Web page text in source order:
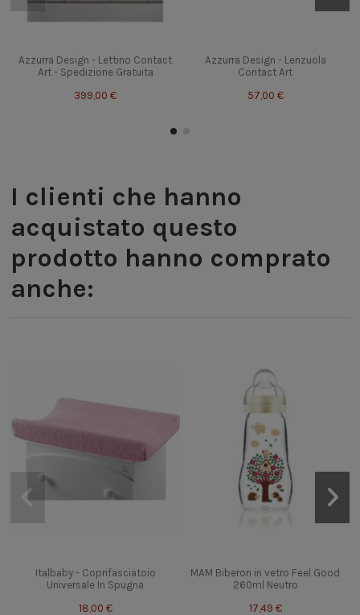
Azzurra Design - Lettino Contact
Art - Spedizione Gratuita
399,00 €
Azzurra Design - Lenzuola
Contact Art
57,00 €
I clienti che hanno
acquistato questo
prodotto hanno comprato
anche:
Italbaby - Coprifasciatoio
Universale In Spugna
18,00 €
MAM Biberon in vetro Feel Good
260ml Neutro
17,49 €